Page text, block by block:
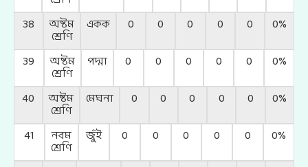
38
অষ্টম
শ্রেণি
একক 0 0 0 0 0
0%
39
অষ্টম
শ্রেণি
পদ্মা 0 0 0 0 0
0%
40
অষ্টম
শ্রেণি
মেঘনা 0 0 0 0 0
0%
41
নবম
শ্রেণি
জুঁই 0 0 0 0 0
0%